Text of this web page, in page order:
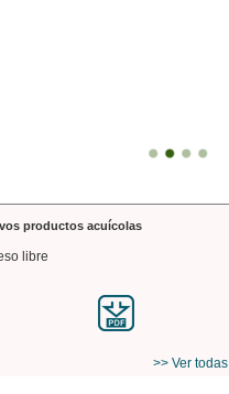
productos acuícolas
libre
>> Ver todas